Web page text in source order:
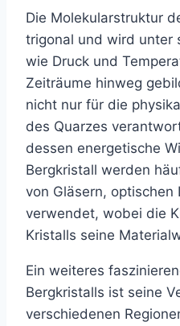
Die Molekularstruktur
trigonal und wird unter
wie Druck und
Zeiträume hinweg
nicht nur für die
des Quarzes
dessen energetische
Bergkristall werden
von Gläsern, optischen
verwendet, wobei die
Kristalls seine
Ein weiteres
Bergkristalls ist seine
verschiedenen